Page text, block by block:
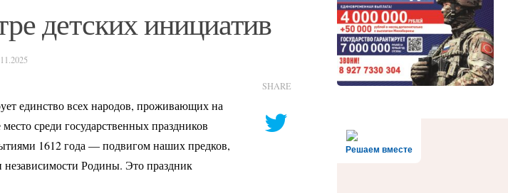
детских инициатив
единство всех народов, проживающих на
среди государственных праздников
1612 года — подвигом наших предков,
Родины. Это праздник
SHARE
Решаем вместе